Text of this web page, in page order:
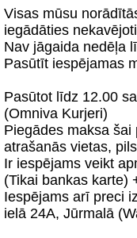
Visas mūsu
iegādāties
Nav jāgaida nedēļa
Pasūtīt iespējamas
Pasūtot līdz 12.00
(Omniva Kurjeri)
Piegādes maksa
atrašanās vietas,
Ir iespējams veikt
(Tikai bankas karte)
Iespējams arī preci
ielā 24A, Jūrmalā